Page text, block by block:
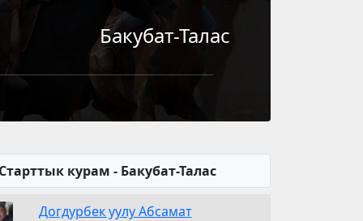
Бакубат-Талас
курам - Бакубат-Талас
Догдурбек уулу Абсамат